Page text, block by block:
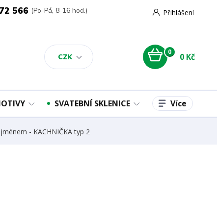
CZK
Přihlášení
566 (Po-Pá, 8-16 hod.)
0 0 Kč
SVATEBNÍ SKLENICE Více
- KACHNIČKA typ 2